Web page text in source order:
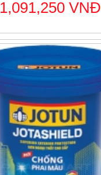
1,091,250 VNĐ